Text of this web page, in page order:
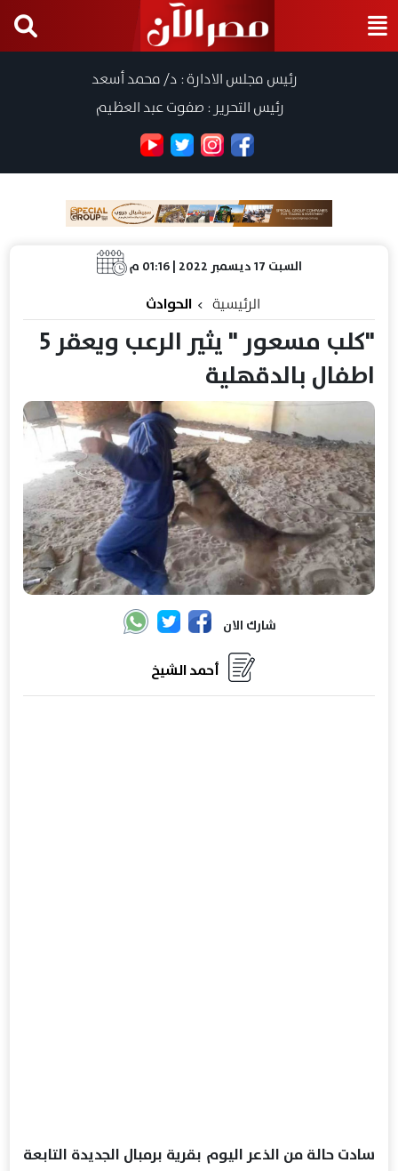
رئيس مجلس الادارة : د/ محمد أسعد
رئيس التحرير : صفوت عبد العظيم
السبت 17 ديسمبر 2022 | 01:16 م
الرئيسية الحوادث
"كلب مسعور " يثير الرعب ويعقر 5
اطفال بالدقهلية
شارك الان
أحمد الشيخ
سادت حالة من الذعر اليوم بقرية برمبال الجديدة التابعة